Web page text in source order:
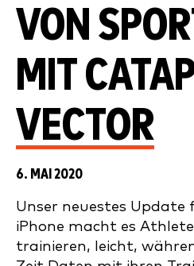
VON
MIT
VECTOR
6. MAI 2020
Unser neuestes
iPhone macht es
trainieren, leicht,